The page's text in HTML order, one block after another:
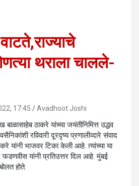
थराला चालले-
17:45 Avadhoot Joshi
ठाकरे यांच्या जयंतीनिमित्त उद्धव
रविवारी दूरदृष्य प्रणालीव्दारे संवाद
यांनी भाजवर टिका केली आहे. त्यांच्या या
फडणवीस यांनी प्रतिउत्तर दिल आहे. मुंबई
होते.